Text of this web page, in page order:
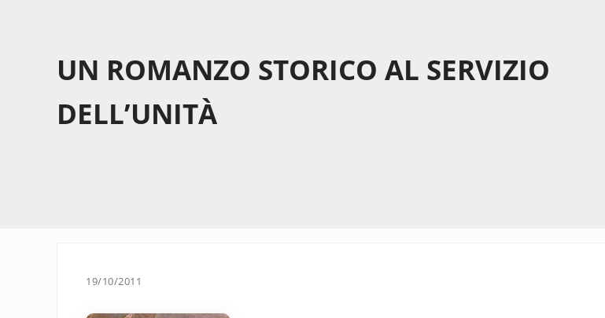
UN ROMANZO STORICO AL SERVIZIO
DELL’UNITÀ
19/10/2011